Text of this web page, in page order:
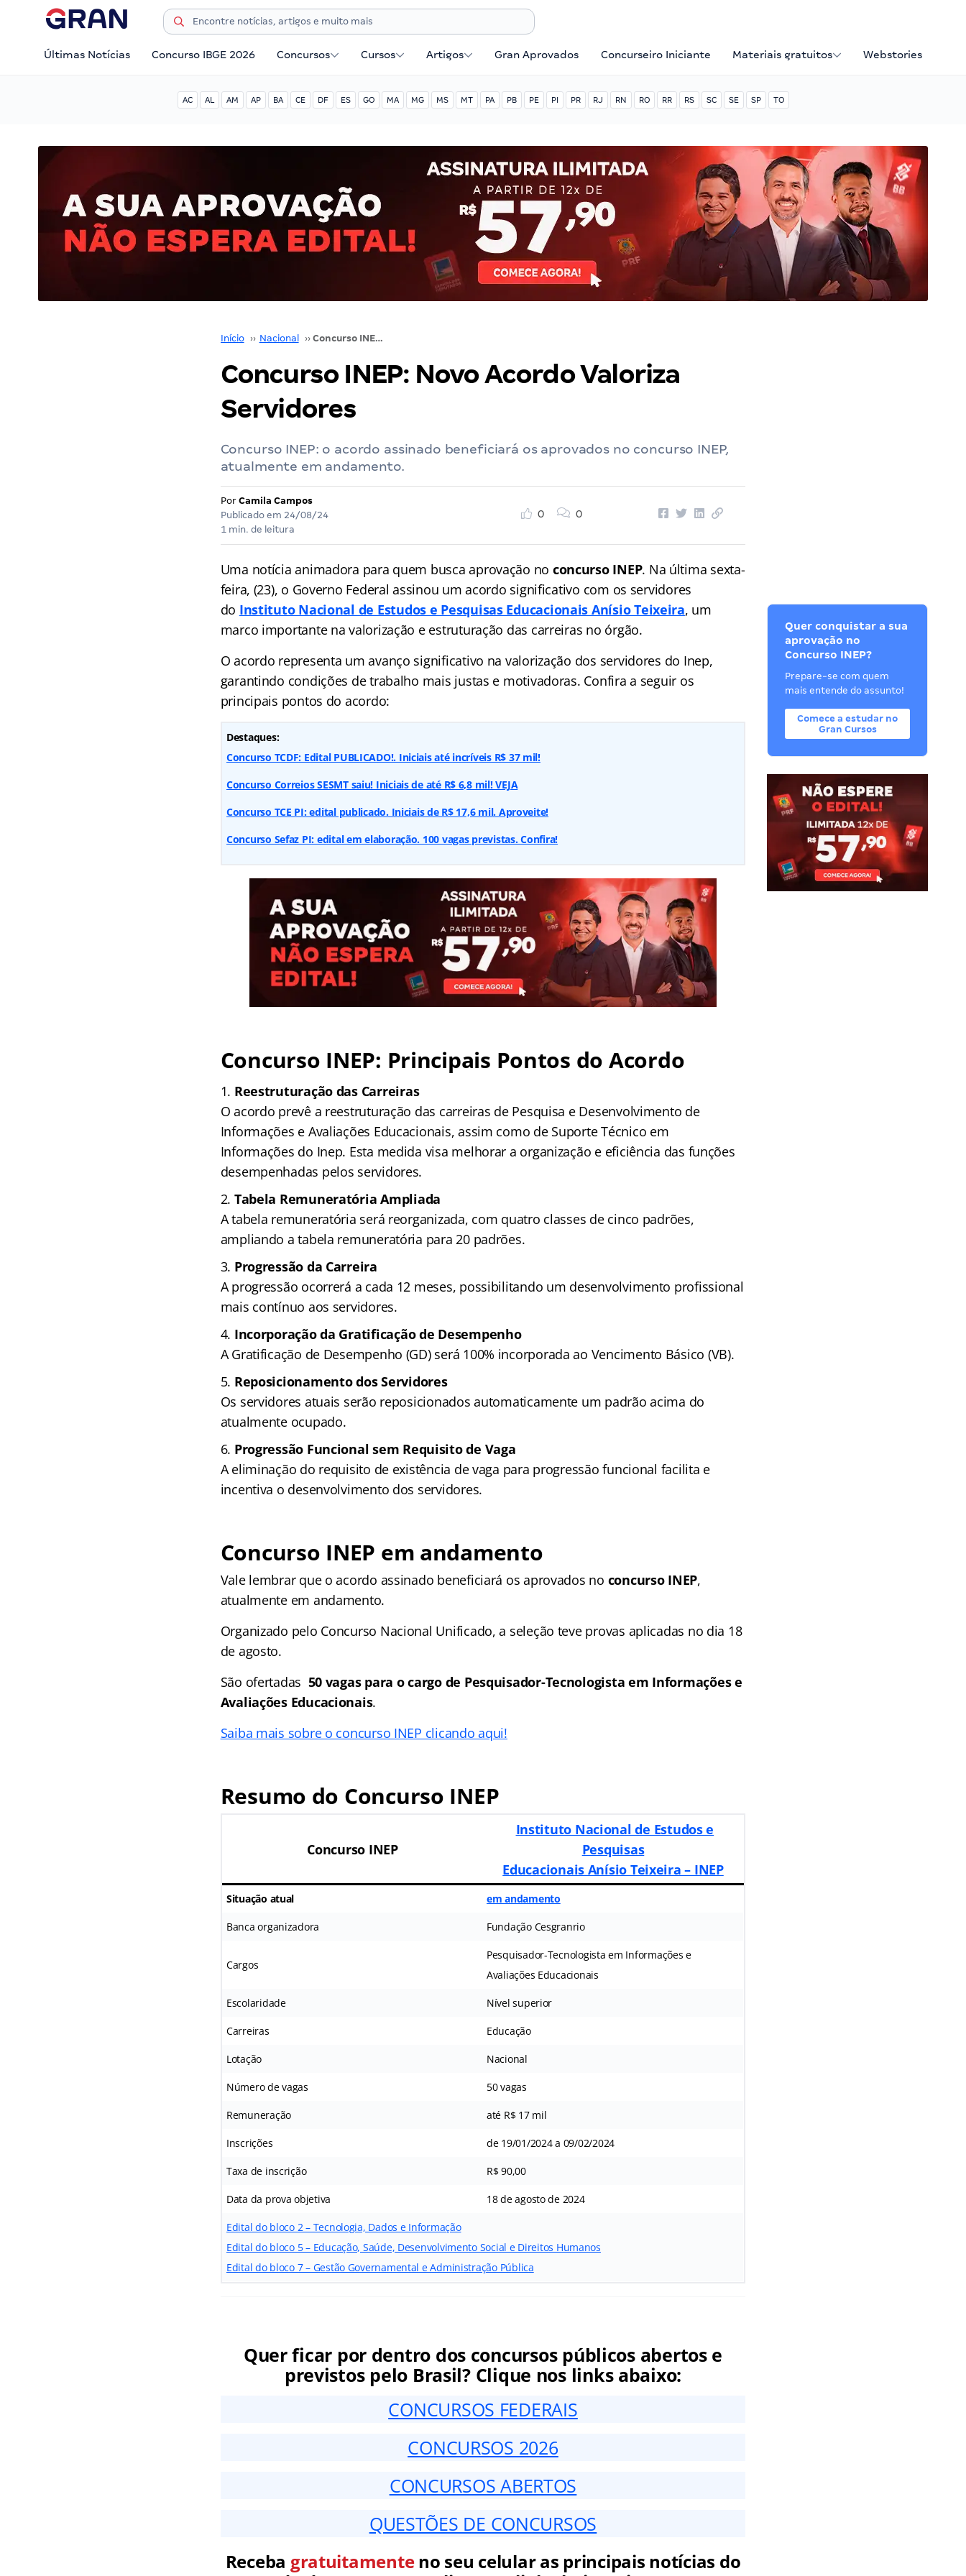
Últimas Notícias Concurso IBGE 2026 Concursos Cursos Artigos Gran Aprovados Concurseiro Iniciante Materiais gratuitos Webstories
AC AL AM AP BA CE DF ES GO MA MG MS MT PA PB PE PI PR RJ RN RO RR RS SC SE SP TO
Início ›› Nacional ›› Concurso INEP: Novo Acordo Valoriza Servidores
Concurso INEP: Novo Acordo Valoriza
Servidores
Concurso INEP: o acordo assinado beneficiará os aprovados no concurso INEP,
atualmente em andamento.
Por Camila Campos
Publicado em 24/08/24
1 min. de leitura
0 0
Uma notícia animadora para quem busca aprovação no concurso INEP. Na última sexta-
feira, (23), o Governo Federal assinou um acordo significativo com os servidores
do Instituto Nacional de Estudos e Pesquisas Educacionais Anísio Teixeira, um
marco importante na valorização e estruturação das carreiras no órgão.
O acordo representa um avanço significativo na valorização dos servidores do Inep,
garantindo condições de trabalho mais justas e motivadoras. Confira a seguir os
principais pontos do acordo:
Destaques:
Concurso TCDF: Edital PUBLICADO!. Iniciais até incríveis R$ 37 mil!
Concurso Correios SESMT saiu! Iniciais de até R$ 6,8 mil! VEJA
Concurso TCE PI: edital publicado. Iniciais de R$ 17,6 mil. Aproveite!
Concurso Sefaz PI: edital em elaboração. 100 vagas previstas. Confira!
Concurso INEP: Principais Pontos do Acordo
Reestruturação das Carreiras
O acordo prevê a reestruturação das carreiras de Pesquisa e Desenvolvimento de
Informações e Avaliações Educacionais, assim como de Suporte Técnico em
Informações do Inep. Esta medida visa melhorar a organização e eficiência das funções
desempenhadas pelos servidores.
Tabela Remuneratória Ampliada
A tabela remuneratória será reorganizada, com quatro classes de cinco padrões,
ampliando a tabela remuneratória para 20 padrões.
Progressão da Carreira
A progressão ocorrerá a cada 12 meses, possibilitando um desenvolvimento profissional
mais contínuo aos servidores.
Incorporação da Gratificação de Desempenho
A Gratificação de Desempenho (GD) será 100% incorporada ao Vencimento Básico (VB).
Reposicionamento dos Servidores
Os servidores atuais serão reposicionados automaticamente um padrão acima do
atualmente ocupado.
Progressão Funcional sem Requisito de Vaga
A eliminação do requisito de existência de vaga para progressão funcional facilita e
incentiva o desenvolvimento dos servidores.
Concurso INEP em andamento
Vale lembrar que o acordo assinado beneficiará os aprovados no concurso INEP,
atualmente em andamento.
Organizado pelo Concurso Nacional Unificado, a seleção teve provas aplicadas no dia 18
de agosto.
São ofertadas 50 vagas para o cargo de Pesquisador-Tecnologista em Informações e
Avaliações Educacionais.
Saiba mais sobre o concurso INEP clicando aqui!
Resumo do Concurso INEP
Concurso INEP
Instituto Nacional de Estudos e
Pesquisas
Educacionais Anísio Teixeira – INEP
Situação atual em andamento
Banca organizadora Fundação Cesgranrio
Cargos
Pesquisador-Tecnologista em Informações e
Avaliações Educacionais
Escolaridade Nível superior
Carreiras Educação
Lotação Nacional
Número de vagas 50 vagas
Remuneração até R$ 17 mil
Inscrições de 19/01/2024 a 09/02/2024
Taxa de inscrição R$ 90,00
Data da prova objetiva 18 de agosto de 2024
Edital do bloco 2 – Tecnologia, Dados e Informação
Edital do bloco 5 – Educação, Saúde, Desenvolvimento Social e Direitos Humanos
Edital do bloco 7 – Gestão Governamental e Administração Pública
Quer ficar por dentro dos concursos públicos abertos e
previstos pelo Brasil? Clique nos links abaixo:
CONCURSOS FEDERAIS
CONCURSOS 2026
CONCURSOS ABERTOS
QUESTÕES DE CONCURSOS
Receba gratuitamenteno seu celular as principais notícias do
Quer conquistar a sua
aprovação no
Concurso INEP?
Prepare-se com quem
mais entende do assunto!
Comece a estudar no
Gran Cursos